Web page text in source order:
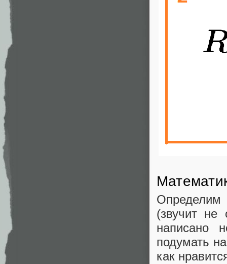
(звучит
написано
подумать
как